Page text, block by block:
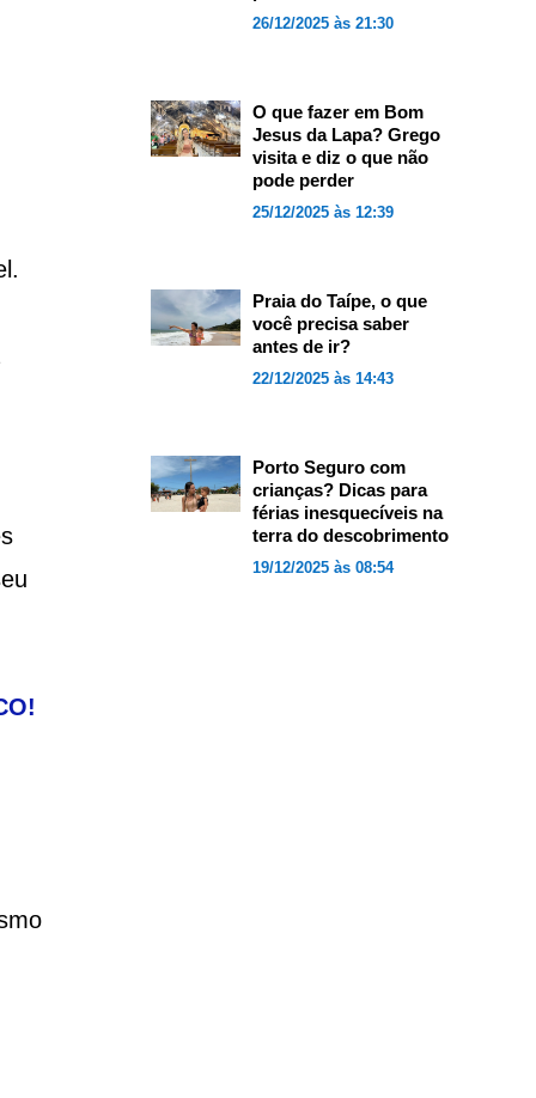
26/12/2025 às 21:30
O que fazer em Bom
Jesus da Lapa? Grego
visita e diz o que não
pode perder
25/12/2025 às 12:39
Praia do Taípe, o que
você precisa saber
antes de ir?
22/12/2025 às 14:43
Porto Seguro com
crianças? Dicas para
férias inesquecíveis na
terra do descobrimento
19/12/2025 às 08:54